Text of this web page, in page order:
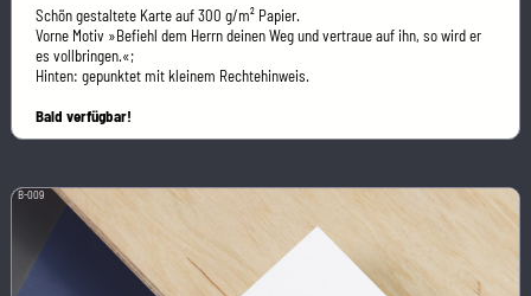
Schön gestaltete Karte auf 300 g/m² Papier.
Vorne Motiv »Befiehl dem Herrn deinen Weg und vertraue auf ihn, so wird er
es vollbringen.«;
Hinten: gepunktet mit kleinem Rechtehinweis.
Bald verfügbar!
B-009